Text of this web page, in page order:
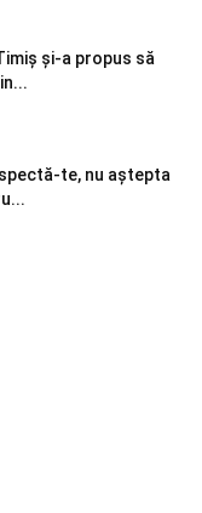
și-a propus să
te, nu aștepta